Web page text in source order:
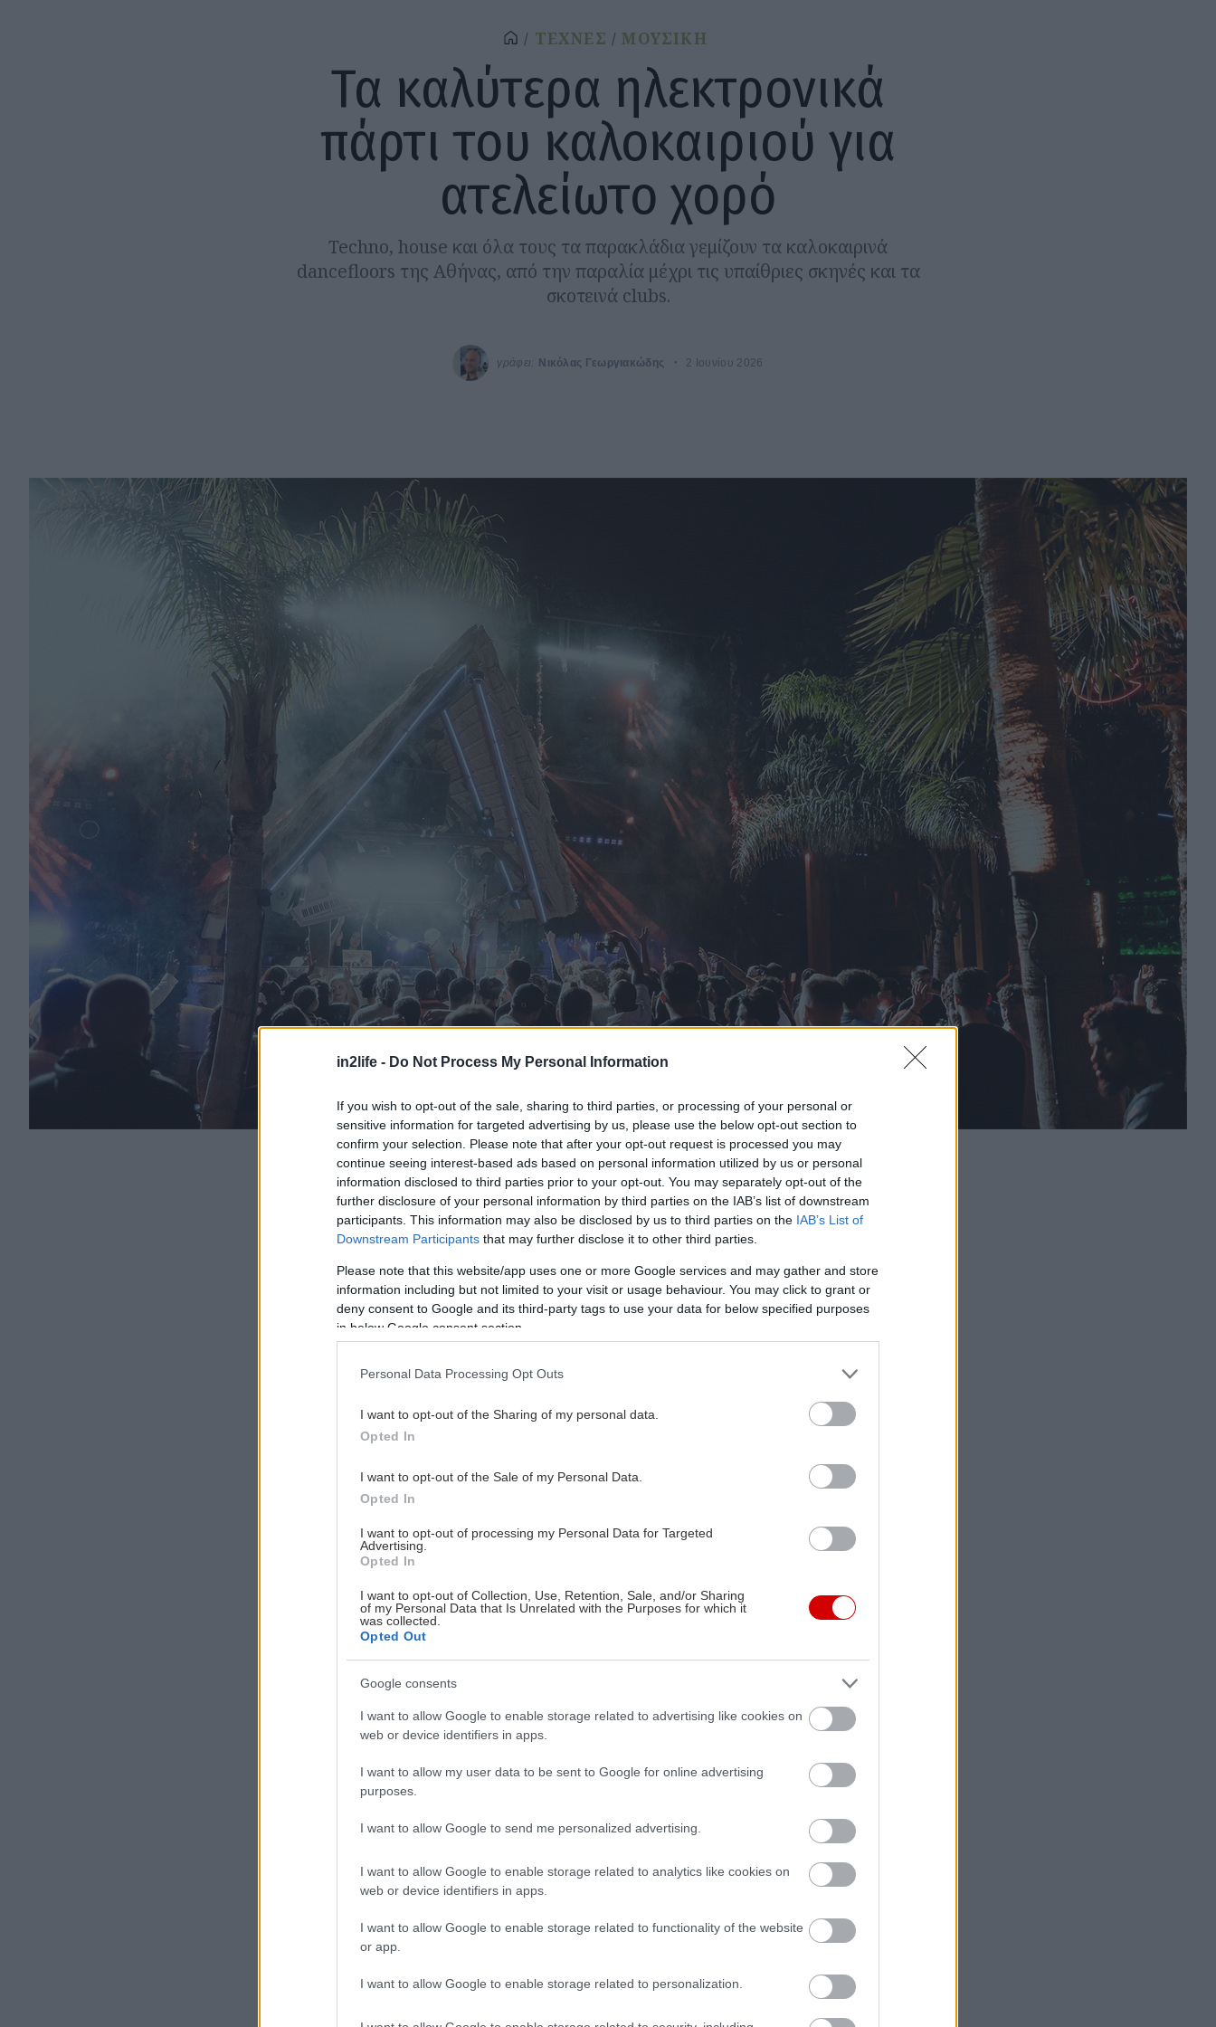
in2life - Do Not Process My Personal Information
If you wish to opt-out of the sale, sharing to third parties, or processing of your personal or
sensitive information for targeted advertising by us, please use the below opt-out section to
confirm your selection. Please note that after your opt-out request is processed you may
continue seeing interest-based ads based on personal information utilized by us or personal
information disclosed to third parties prior to your opt-out. You may separately opt-out of the
further disclosure of your personal information by third parties on the IAB’s list of downstream
participants. This information may also be disclosed by us to third parties on the IAB’s List of
Downstream Participants that may further disclose it to other third parties.
Please note that this website/app uses one or more Google services and may gather and store
information including but not limited to your visit or usage behaviour. You may click to grant or
deny consent to Google and its third-party tags to use your data for below specified purposes
in below Google consent section.
Personal Data Processing Opt Outs
I want to opt-out of the Sharing of my personal data.
Opted In
I want to opt-out of the Sale of my Personal Data.
Opted In
I want to opt-out of processing my Personal Data for Targeted
Advertising.
Opted In
I want to opt-out of Collection, Use, Retention, Sale, and/or Sharing
of my Personal Data that Is Unrelated with the Purposes for which it
was collected.
Opted Out
Google consents
I want to allow Google to enable storage related to advertising like cookies on
web or device identifiers in apps.
I want to allow my user data to be sent to Google for online advertising
purposes.
I want to allow Google to send me personalized advertising.
I want to allow Google to enable storage related to analytics like cookies on
web or device identifiers in apps.
I want to allow Google to enable storage related to functionality of the website
or app.
I want to allow Google to enable storage related to personalization.
ΤΕΧΝΕΣ ΜΟΥΣΙΚΗ
Τα καλύτερα ηλεκτρονικά
πάρτι του καλοκαιριού για
ατελείωτο χορό
Techno, house και όλα τους τα παρακλάδια γεμίζουν τα καλοκαιρινά
dancefloors της Αθήνας, από την παραλία μέχρι τις υπαίθριες σκηνές και τα
σκοτεινά clubs.
γράφει: Νικόλας Γεωργιακώδης 2 Ιουνίου 2026
Κ
αλοκαίρι χωρίς ιδρώτα, μπάσο και χορό μέχρι τελικής πτώσης δεν
νοείται, κι εμείς ως πιστοί ακόλουθοι της ηλεκτρονικής φάσης
ψάξαμε και βρήκαμε τα καλύτερα πάρτι που έρχονται και θα γεμίσουν
Νεράκι να πίνεις και όλα καλά θα πάνε.
Ιούνιος